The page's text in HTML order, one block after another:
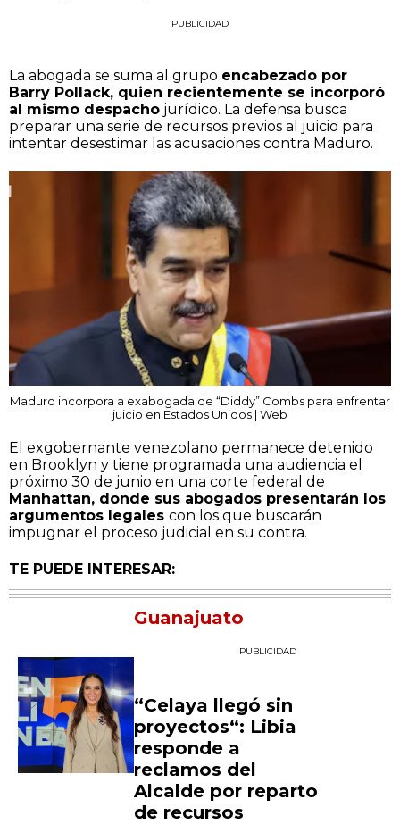
PUBLICIDAD
La abogada se suma al grupo encabezado por
Barry Pollack, quien recientemente se incorporó
al mismo despacho jurídico. La defensa busca
preparar una serie de recursos previos al juicio para
intentar desestimar las acusaciones contra Maduro.
Maduro incorpora a exabogada de “Diddy” Combs para enfrentar
juicio en Estados Unidos | Web
El exgobernante venezolano permanece detenido
en Brooklyn y tiene programada una audiencia el
próximo 30 de junio en una corte federal de
Manhattan, donde sus abogados presentarán los
argumentos legales con los que buscarán
impugnar el proceso judicial en su contra.
TE PUEDE INTERESAR:
Guanajuato
PUBLICIDAD
“Celaya llegó sin
proyectos“: Libia
responde a
reclamos del
Alcalde por reparto
de recursos